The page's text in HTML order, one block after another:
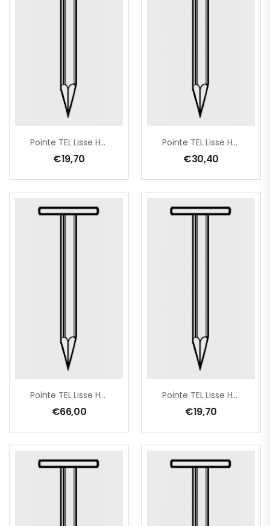
Pointe TEL Lisse HDG 2,0×20 – 1 Kg
€19,70
Pointe TEL Lisse HDG 2,0×20 – 2,5 Kg
€30,40
Pointe TEL Lisse HDG 2,0×20 En Seau De 5 Kg
€66,00
Pointe TEL Lisse HDG 2,2×35 – 1 Kg
€19,70